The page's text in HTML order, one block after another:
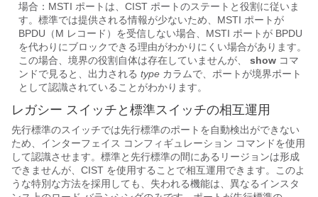
場合：MSTI ポートは、CIST ポートのステートと役割に従いま
す。標準では提供される情報が少ないため、MSTI ポートが
BPDU（M レコード）を受信しない場合、MSTI ポートが BPDU
を代わりにブロックできる理由がわかりにくい場合があります。
この場合、境界の役割自体は存在していませんが、
show コマ
ンドで見ると、出力される type カラムで、ポートが境界ポート
として認識されていることがわかります。
レガシー スイッチと標準スイッチの相互運用
先行標準のスイッチでは先行標準のポートを自動検出ができない
ため、インターフェイス コンフィギュレーション コマンドを使用
して認識させます。標準と先行標準の間にあるリージョンは形成
できませんが、CIST を使用することで相互運用できます。このよ
うな特別な方法を採用しても、失われる機能は、異なるインスタ